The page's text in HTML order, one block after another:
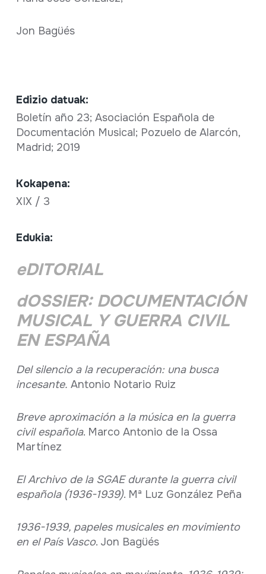
Jon Bagüés
Edizio datuak:
Boletín año 23; Asociación Española de
Documentación Musical; Pozuelo de Alarcón,
Madrid; 2019
Kokapena:
XIX / 3
Edukia:
eDITORIAL
dOSSIER: DOCUMENTACIÓN
MUSICAL Y GUERRA CIVIL
EN ESPAÑA
Del silencio a la recuperación: una busca
incesante. Antonio Notario Ruiz
Breve aproximación a la música en la guerra
civil española. Marco Antonio de la Ossa
Martínez
El Archivo de la SGAE durante la guerra civil
española (1936-1939). Mª Luz González Peña
1936-1939, papeles musicales en movimiento
en el País Vasco. Jon Bagüés